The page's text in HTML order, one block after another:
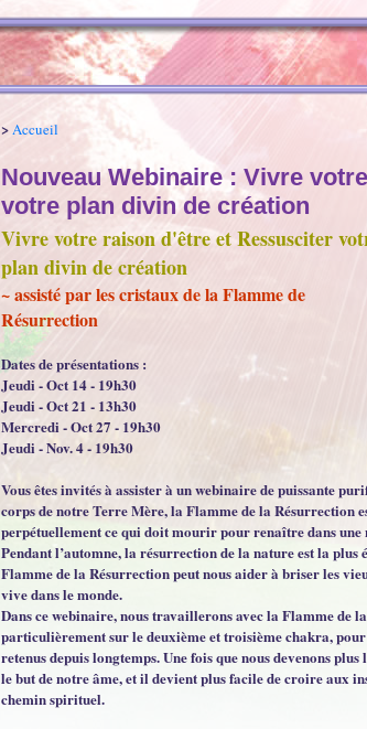
>Accueil
Nouveau Webinaire : Vivre
votre plan divin de création
Vivre votre raison d'être et Ressusciter
plan divin de création
~ assisté par les cristaux de la Flamme de
Résurrection
Dates de présentations :
Jeudi - Oct 14 - 19h30
Jeudi - Oct 21 - 13h30
Mercredi - Oct 27 - 19h30
Jeudi - Nov. 4 - 19h30
Vous êtes invités à assister à un webinaire de puissante
corps de notre Terre Mère, la Flamme de la Résurrection
perpétuellement ce qui doit mourir pour renaître dans
Pendant l’automne, la résurrection de la nature est la plus
Flamme de la Résurrection peut nous aider à briser les
vive dans le monde.
Dans ce webinaire, nous travaillerons avec la Flamme de
particulièrement sur le deuxième et troisième chakra,
retenus depuis longtemps. Une fois que nous devenons
le but de notre âme, et il devient plus facile de croire aux
chemin spirituel.